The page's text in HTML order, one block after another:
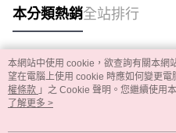
本分類熱銷全站排行
熱門標籤
本網站中使用 cookie，欲查詢有關本網
望在電腦上使用 cookie 時應如何變更
權條款 」之 Cookie 聲明。您繼續使用
用條款之 Cookie 聲明使用 cookie。
了解更多 >